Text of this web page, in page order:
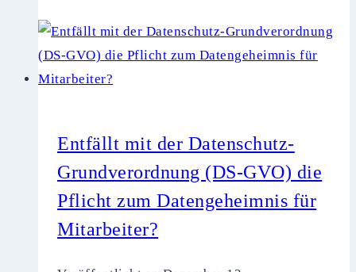
Auswirkungen
auf
aus
Europäischen
Union
(EU)
Entfällt mit der Datenschutz-
Grundverordnung (DS-GVO) die
Pflicht zum Datengeheimnis für
Mitarbeiter?